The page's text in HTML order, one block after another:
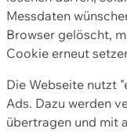
Messdaten
Browser gelöscht,
Cookie erneut
Die Webseite nutzt
Ads. Dazu werden
übertragen und mit